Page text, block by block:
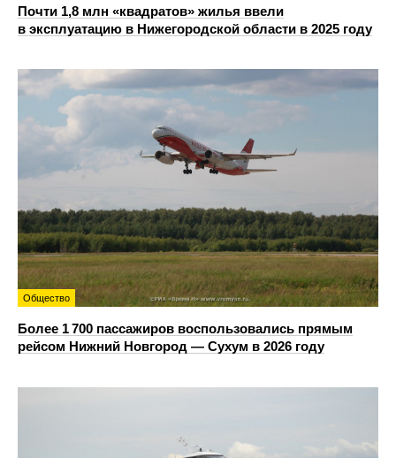
Почти 1,8 млн «квадратов» жилья ввели
в эксплуатацию в Нижегородской области в 2025 году
Общество
Более 1 700 пассажиров воспользовались прямым
рейсом Нижний Новгород — Сухум в 2026 году